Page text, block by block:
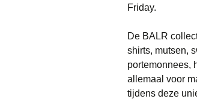
Friday.
De BALR
shirts, mutsen,
portemonnees,
allemaal voor
tijdens deze